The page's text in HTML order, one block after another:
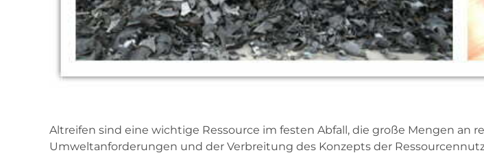
Altreifen sind eine wichtige Ressource im festen Abfall, die große Mengen
Umweltanforderungen und der Verbreitung des Konzepts der